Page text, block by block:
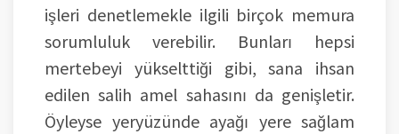
işleri denetlemekle ilgili birçok memura
sorumluluk verebilir. Bunları hepsi
mertebeyi yükselttiği gibi, sana ihsan
edilen salih amel sahasını da genişletir.
Öyleyse yeryüzünde ayağı yere sağlam